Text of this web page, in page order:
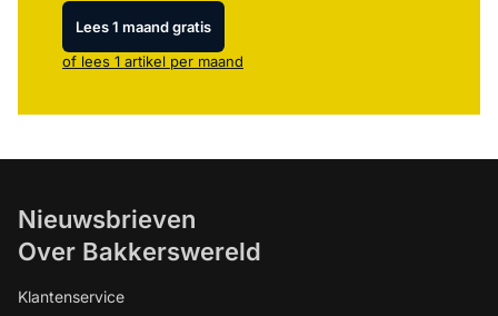
Lees 1 maand gratis
of lees 1 artikel per maand
Nieuwsbrieven
Over Bakkerswereld
Klantenservice